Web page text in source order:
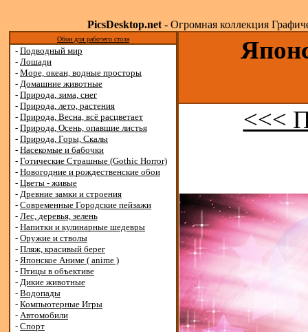
PicsDesktop.net- Огромная коллекция
Обои для рабочего стола
- Подводный мир
- Лошади
- Море, океан, водные просторы
- Домашние животные
- Природа, зима, снег
- Природа, лето, растения
- Природа, Весна, всё расцветает
- Природа, Осень, опавшие листья
- Природа, Горы, Скалы
- Насекомые и бабочки
- Готические Страшные (Gothic Horror)
- Новогодние и рождественские обои
- Цветы - живые
- Древние замки и строения
- Современные Городские пейзажи
- Лес, деревья, зелень
- Напитки и кулинарные шедевры
- Оружие и стволы
- Пляж, красивый берег
- Японское Аниме ( anime )
- Птицы в объективе
- Дикие животные
- Водопады
- Компьютерные Игры
- Автомобили
- Спорт
<<<